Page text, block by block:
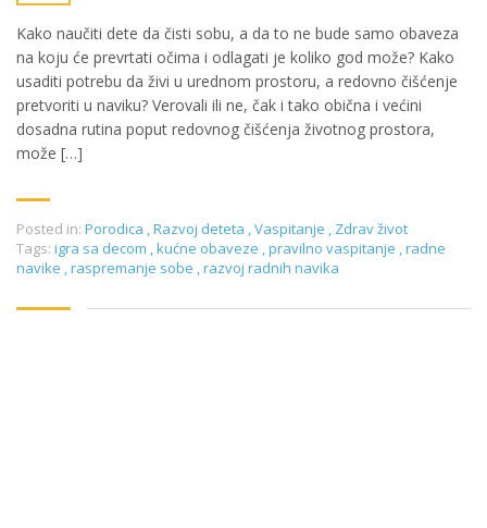
Kako naučiti dete da čisti sobu, a da to ne bude samo obaveza
na koju će prevrtati očima i odlagati je koliko god može? Kako
usaditi potrebu da živi u urednom prostoru, a redovno čišćenje
pretvoriti u naviku? Verovali ili ne, čak i tako obična i većini
dosadna rutina poput redovnog čišćenja životnog prostora,
može […]
Posted in: Porodica ,Razvoj deteta ,Vaspitanje , Zdrav život
Tags: igra sa decom ,kućne obaveze ,pravilno vaspitanje ,radne
navike ,raspremanje sobe ,razvoj radnih navika